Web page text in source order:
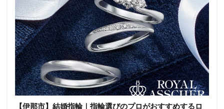
【伊那市】結婚指輪｜指輪選びのプロがおすすめするロ